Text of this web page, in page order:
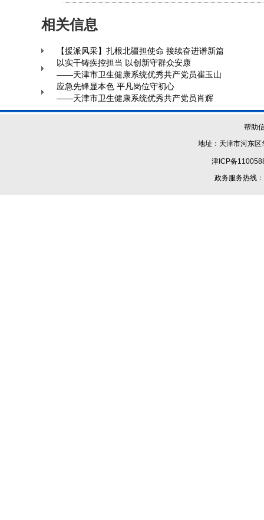
相关信息
【援派风采】扎根北疆担使命 接续奋进谱新篇
以实干铸疾控担当 以创新守群众安康
——天津市卫生健康系统优秀共产党员崔玉山
应急先锋显本色 平凡岗位守初心
——天津市卫生健康系统优秀共产党员肖辉
帮助
地址：天津市河
津ICP备
政务服务热线